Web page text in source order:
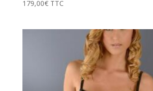
179,00€ TTC